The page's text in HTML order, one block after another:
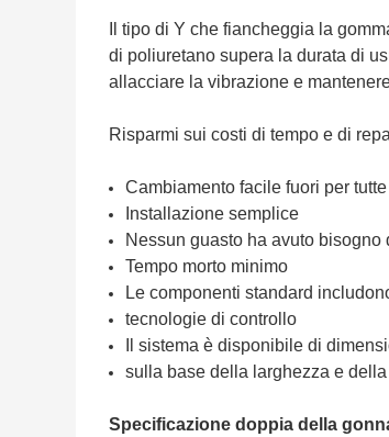
Il tipo di Y che fiancheggia la
di poliuretano supera la durata di
allacciare la vibrazione e
Risparmi sui costi di tempo e di
Cambiamento facile fuori per
Installazione semplice
Nessun guasto ha avuto bisogno
Tempo morto minimo
Le componenti standard
tecnologie di controllo
Il sistema è disponibile di
sulla base della larghezza e
Specificazione doppia della